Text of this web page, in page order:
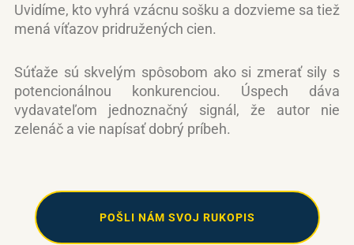
Uvidíme, kto vyhrá vzácnu sošku a dozvieme sa tiež
mená víťazov pridružených cien.
Súťaže sú skvelým spôsobom ako si zmerať sily s
potencionálnou konkurenciou. Úspech dáva
vydavateľom jednoznačný signál, že autor nie
zelenáč a vie napísať dobrý príbeh.
POŠLI NÁM SVOJ RUKOPIS